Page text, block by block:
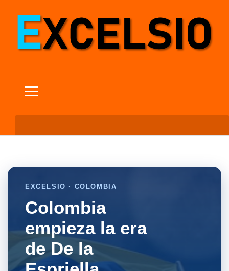
EXCELSIO · COLOMBIA
Colombia
empieza la era
de De la